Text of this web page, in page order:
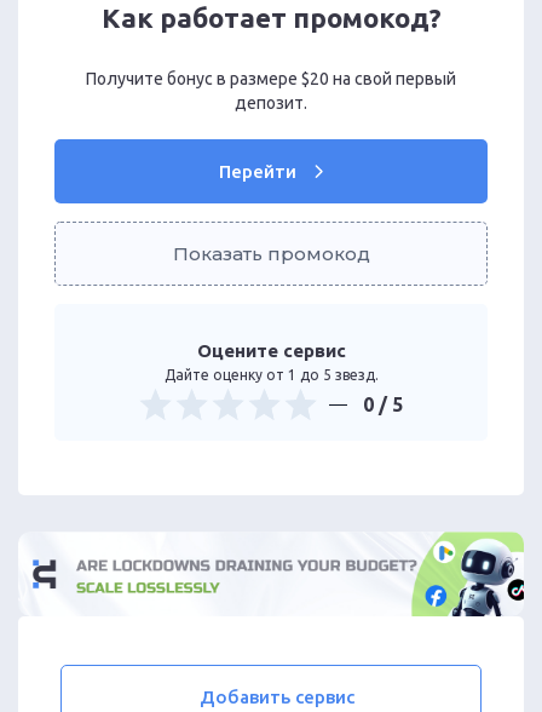
Как работает промокод?
Получите бонус в размере $20 на свой первый
депозит.
Перейти
Показать промокод
Оцените сервис
Дайте оценку от 1 до 5 звезд.
0 / 5
Добавить сервис